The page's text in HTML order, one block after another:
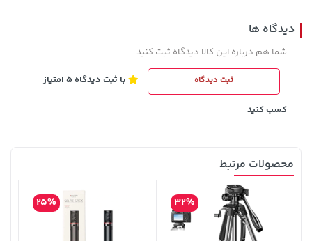
90,000
خرید
دیدگاه ها
شما هم درباره این کالا دیدگاه ثبت کنید
ثبت دیدگاه با ثبت دیدگاه 5 امتیاز
کسب کنید
محصولات مرتبط
32%
25%